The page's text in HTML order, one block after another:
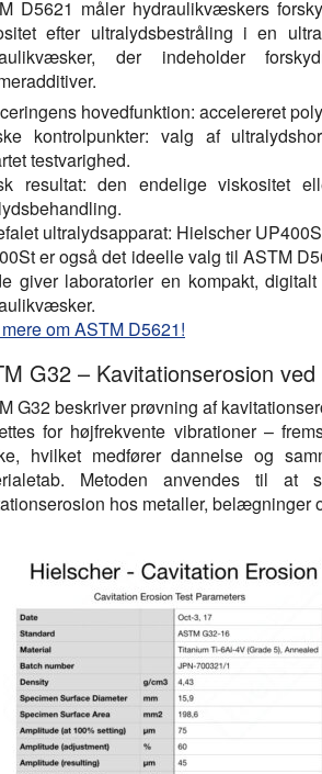
D5621 måler hydraulikvæskers
efter ultralydsbestråling i en
der indeholder
hovedfunktion: accelereret
kontrolpunkter: valg af
testvarighed.
resultat: den endelige viskositet
ultralydsapparat: Hielscher
er også det ideelle valg til ASTM
giver laboratorier en kompakt,
om ASTM D5621!
G32 – Kavitationserosion
G32 beskriver prøvning af
for højfrekvente vibrationer –
hvilket medfører dannelse og
Metoden anvendes til at
hos metaller, belægninger